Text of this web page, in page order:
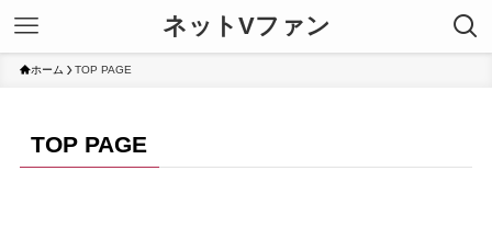
ネットVファン
ホーム TOP PAGE
TOP PAGE